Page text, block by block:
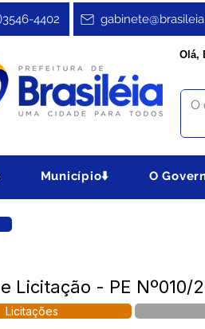
4402
Olá,
Município⬇️ O
Licitação - PE Nº010/
Licitações